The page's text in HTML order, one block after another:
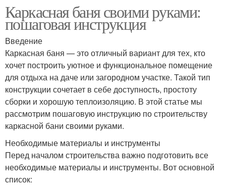
Каркасная баня своими руками:
пошаговая инструкция
Введение
Каркасная баня — это отличный вариант для тех, кто
хочет построить уютное и функциональное помещение
для отдыха на даче или загородном участке. Такой тип
конструкции сочетает в себе доступность, простоту
сборки и хорошую теплоизоляцию. В этой статье мы
рассмотрим пошаговую инструкцию по строительству
каркасной бани своими руками.
Необходимые материалы и инструменты
Перед началом строительства важно подготовить все
необходимые материалы и инструменты. Вот основной
список: